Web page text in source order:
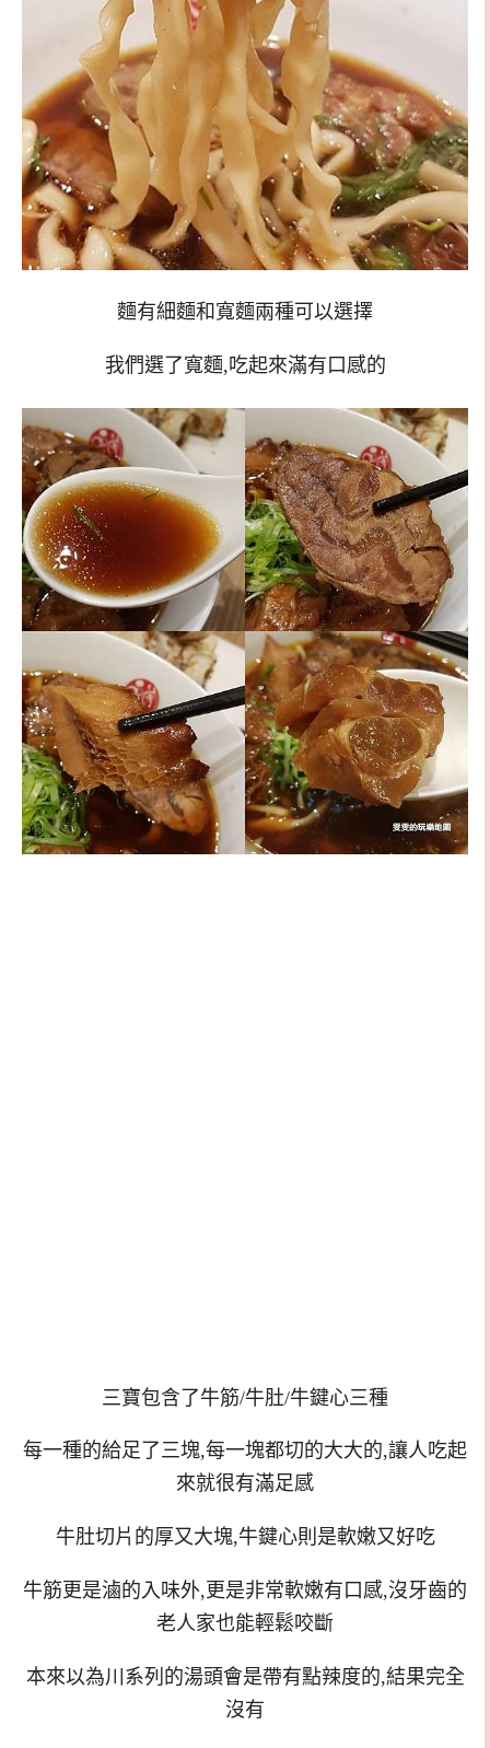
麵有細麵和寬麵兩種可以選擇
我們選了寬麵,吃起來滿有口感的
三寶包含了牛筋/牛肚/牛鍵心三種
每一種的給足了三塊,每一塊都切的大大的,讓人吃起
來就很有滿足感
牛肚切片的厚又大塊,牛鍵心則是軟嫩又好吃
牛筋更是滷的入味外,更是非常軟嫩有口感,沒牙齒的
老人家也能輕鬆咬斷
本來以為川系列的湯頭會是帶有點辣度的,結果完全
沒有